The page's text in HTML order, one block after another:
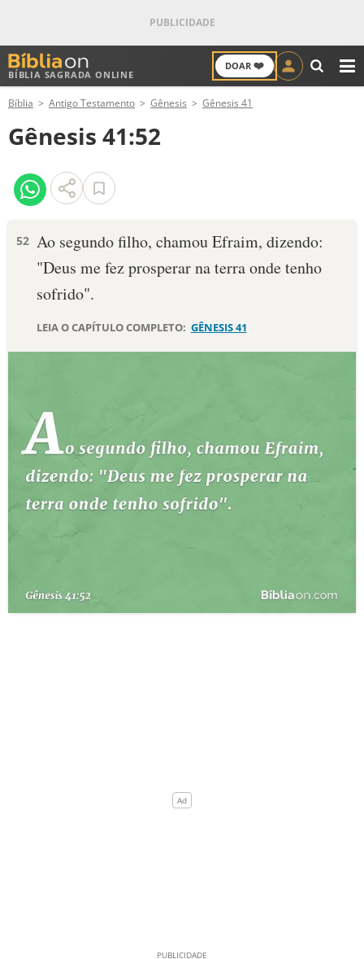
BÍBLIA SAGRADA ONLINE
DOAR ❤️
ANTIGO TESTAMENTO
NOVO TESTAMENTO
VERSÍCULOS
PALAVRA DO DIA
DEVOCIONAL DIÁRIO
ESTUDOS BÍBLICOS
ESBOÇOS DE PREGAÇÃO
TERMO BÍBLICO
Bíblia Antigo Testamento Gênesis Gênesis 41
Gênesis 41:52
52 Ao segundo filho, chamou Efraim, dizen­do:
"Deus me fez prosperar na terra onde tenho
sofrido".
LEIA O CAPÍTULO COMPLETO: GÊNESIS 41